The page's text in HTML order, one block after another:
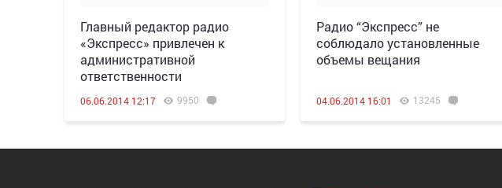
Главный редактор радио
«Экспресс» привлечен к
административной
ответственности
06.06.2014 12:17 9950
Радио “Экспресс” не
соблюдало установленные
объемы вещания
04.06.2014 16:01 13245